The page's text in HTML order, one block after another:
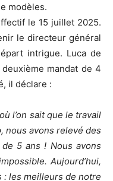
modèles.
le 15 juillet 2025.
le directeur général
intrigue. Luca de
mandat de 4
il déclare :
l’on sait que le travail
nous avons relevé des
5 ans ! Nous avons
Aujourd’hui,
: les meilleurs de notre